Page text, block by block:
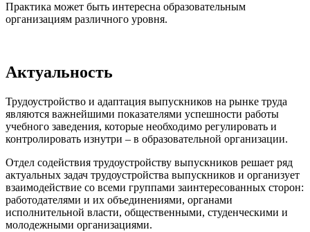
Практика может быть интересна образовательным
организациям различного уровня.
Актуальность
Трудоустройство и адаптация выпускников на рынке труда
являются важнейшими показателями успешности работы
учебного заведения, которые необходимо регулировать и
контролировать изнутри – в образовательной организации.
Отдел содействия трудоустройству выпускников решает ряд
актуальных задач трудоустройства выпускников и организует
взаимодействие со всеми группами заинтересованных сторон:
работодателями и их объединениями, органами
исполнительной власти, общественными, студенческими и
молодежными организациями.